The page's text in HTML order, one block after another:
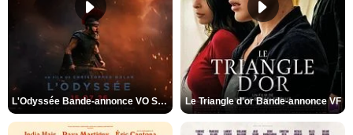
L'Odyssée Bande-annonce VO STFR Le Triangle d'or Bande-annonce VF